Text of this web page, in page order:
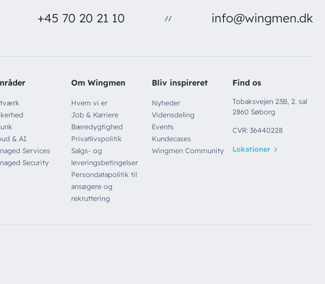
+45 70 20 21 10 // info@wingmen.dk
& AI
Services
Security
Om Wingmen
Hvem vi er
Job & Karriere
Bæredygtighed
Privatlivspolitik
Salgs- og
leveringsbetingelser
Persondatapolitik til
ansøgere og
rekruttering
Bliv inspireret
Nyheder
Vidensdeling
Events
Kundecases
Wingmen Community
Find os
Tobaksvejen 23B, 2. sal
2860 Søborg
CVR: 36440228
Lokationer